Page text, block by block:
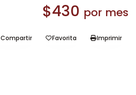
$430 por mes
Compartir Favorita Imprimir